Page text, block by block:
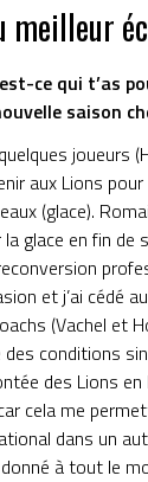
meilleur
ce qui t’as
saison
joueurs
aux Lions
(glace).
glace en fin de
et j’ai cédé
(Vachel et
des conditions
des Lions
cela me
dans un
donné à tout le